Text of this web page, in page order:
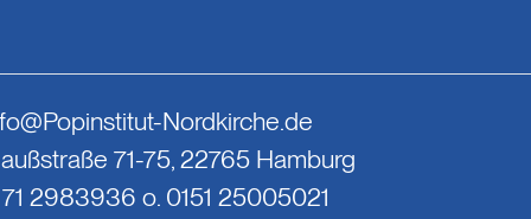
Nordkirche.de
71-75, 22765 Hamburg
2983936 o. 0151 25005021